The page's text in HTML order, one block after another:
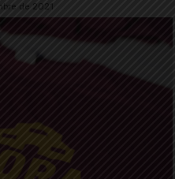
de 2021